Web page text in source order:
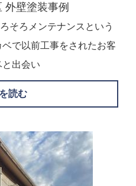
外壁塗装事例
そろメンテナンスという
で以前工事をされたお客
出会い
読む